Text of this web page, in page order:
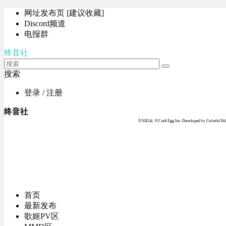
网址发布页 [建议收藏]
Discord频道
电报群
终音社
搜索
登录 / 注册
终音社
© SEGA / © Craft Egg Inc. Developed by Colorful
首页
最新发布
歌姬PV区